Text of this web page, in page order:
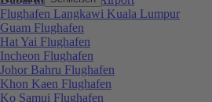
Flughafen Langkawi Kuala Lumpur
Guam Flughafen
Hat Yai Flughafen
Incheon Flughafen
Johor Bahru Flughafen
Khon Kaen Flughafen
Ko Samui Flughafen